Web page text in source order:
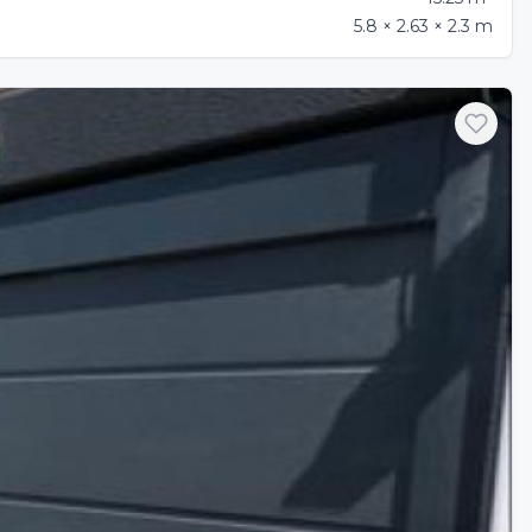
5.8 × 2.63 × 2.3 m